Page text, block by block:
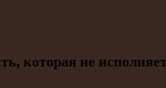
которая не